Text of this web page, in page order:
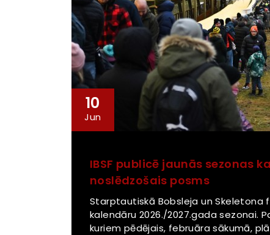
10
Jun
IBSF publicē jaunās sezonas
noslēdzošais posms
Starptautiskā Bobsleja un Skeletona
kalendāru 2026./2027.gada sezonai.
kuriem pēdējais, februāra sākumā,